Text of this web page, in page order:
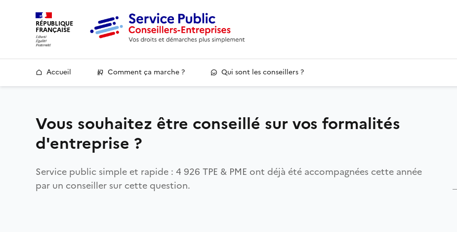
RÉPUBLIQUE
FRANÇAISE
Accueil Comment ça marche ? Qui sont les conseillers ?
Vous souhaitez être conseillé sur vos formalités
d'entreprise ?
Service public simple et rapide : 4 926 TPE & PME ont déjà été accompagnées cette année
par un conseiller sur cette question.